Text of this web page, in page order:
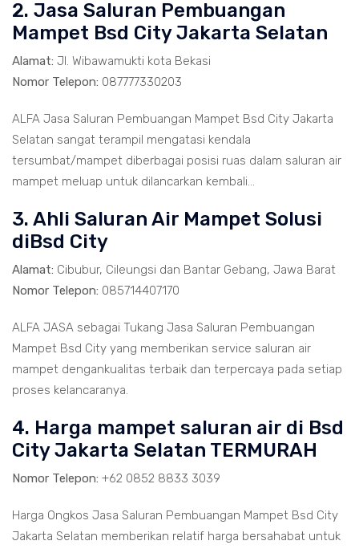
2. Jasa Saluran Pembuangan
Mampet Bsd City Jakarta Selatan
Alamat: Jl. Wibawamukti kota Bekasi
Nomor Telepon: 087777330203
ALFA Jasa Saluran Pembuangan Mampet Bsd City Jakarta
Selatan sangat terampil mengatasi kendala
tersumbat/mampet diberbagai posisi ruas dalam saluran air
mampet meluap untuk dilancarkan kembali...
3. Ahli Saluran Air Mampet Solusi
diBsd City
Alamat: Cibubur, Cileungsi dan Bantar Gebang, Jawa Barat
Nomor Telepon: 085714407170
ALFA JASA sebagai Tukang Jasa Saluran Pembuangan
Mampet Bsd City yang memberikan service saluran air
mampet dengankualitas terbaik dan terpercaya pada setiap
proses kelancaranya.
4. Harga mampet saluran air di Bsd
City Jakarta Selatan TERMURAH
Nomor Telepon: +62 0852 8833 3039
Harga Ongkos Jasa Saluran Pembuangan Mampet Bsd City
Jakarta Selatan memberikan relatif harga bersahabat untuk